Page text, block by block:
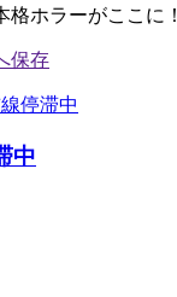
ホラーがここに！
中